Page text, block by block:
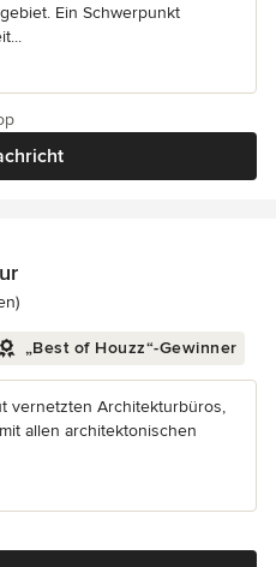
Ein Schwerpunkt
von 5 Sternen
„Best of Houzz“-Gewinner
vernetzten Architekturbüros,
allen architektonischen